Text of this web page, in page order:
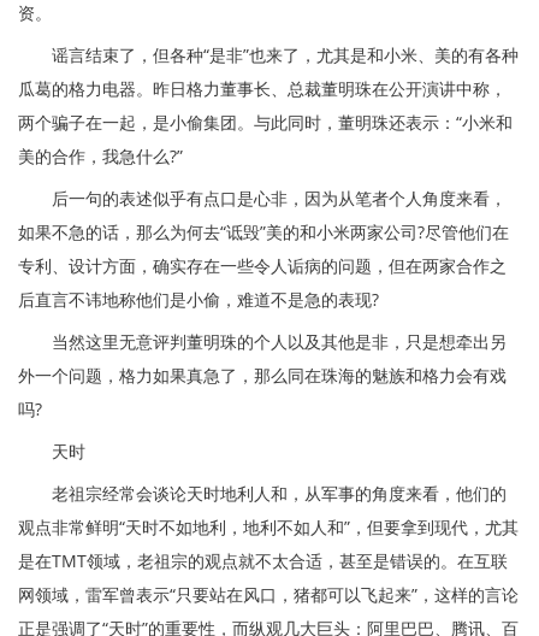
资。
谣言结束了，但各种“是非”也来了，尤其是和小米、美的有各种
瓜葛的格力电器。昨日格力董事长、总裁董明珠在公开演讲中称，
两个骗子在一起，是小偷集团。与此同时，董明珠还表示：“小米和
美的合作，我急什么?”
后一句的表述似乎有点口是心非，因为从笔者个人角度来看，
如果不急的话，那么为何去“诋毁”美的和小米两家公司?尽管他们在
专利、设计方面，确实存在一些令人诟病的问题，但在两家合作之
后直言不讳地称他们是小偷，难道不是急的表现?
当然这里无意评判董明珠的个人以及其他是非，只是想牵出另
外一个问题，格力如果真急了，那么同在珠海的魅族和格力会有戏
吗?
天时
老祖宗经常会谈论天时地利人和，从军事的角度来看，他们的
观点非常鲜明“天时不如地利，地利不如人和”，但要拿到现代，尤其
是在TMT领域，老祖宗的观点就不太合适，甚至是错误的。在互联
网领域，雷军曾表示“只要站在风口，猪都可以飞起来”，这样的言论
正是强调了“天时”的重要性，而纵观几大巨头：阿里巴巴、腾讯、百